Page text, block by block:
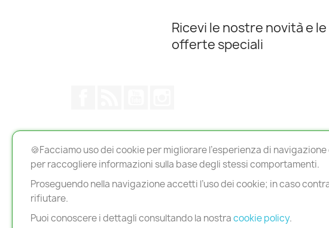
Ricevi le nostre novità e le
offerte speciali
LA NOSTRA AZIENDA
Chi Siamo
Offerte
Più venduti
NOTE LEGALI
Spedizioni
Privacy Policy
Cookie Policy
🍪Facciamo uso dei cookie per migliorare l’esperienza di
per raccogliere informazioni sulla base degli stessi comportamenti.
Proseguendo nella navigazione accetti l’uso dei cookie; in caso
rifiutare.
Puoi conoscere i dettagli consultando la nostracookie policy.